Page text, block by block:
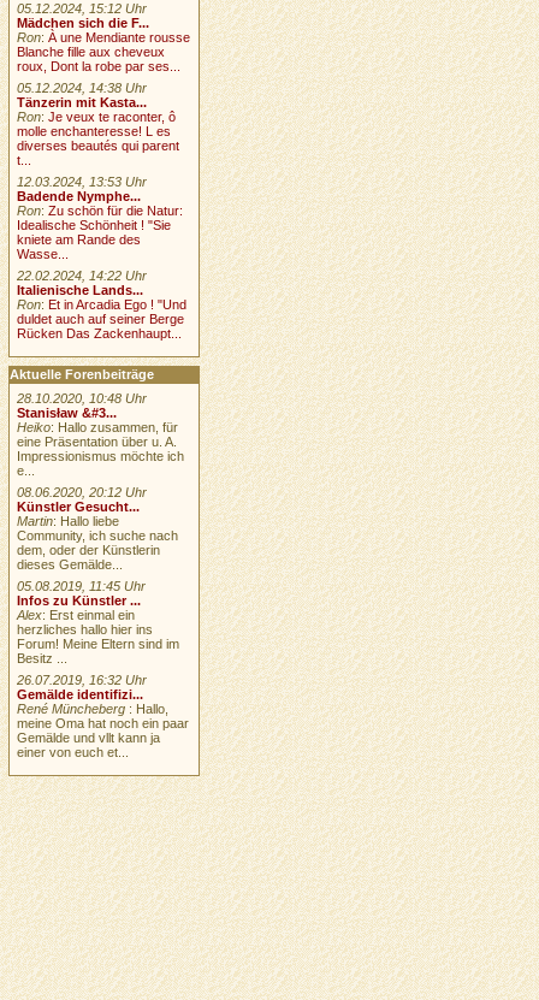
05.12.2024, 15:12 Uhr
Mädchen sich die F...
Ron:À une Mendiante rousse
Blanche fille aux cheveux
roux, Dont la robe par ses...
05.12.2024, 14:38 Uhr
Tänzerin mit Kasta...
Ron:Je veux te raconter, ô
molle enchanteresse! L es
diverses beautés qui parent
t...
12.03.2024, 13:53 Uhr
Badende Nymphe...
Ron:Zu schön für die Natur:
Idealische Schönheit ! "Sie
kniete am Rande des
Wasse...
22.02.2024, 14:22 Uhr
Italienische Lands...
Ron:Et in Arcadia Ego ! "Und
duldet auch auf seiner Berge
Rücken Das Zackenhaupt...
Aktuelle Forenbeiträge
28.10.2020, 10:48 Uhr
Stanisław &#3...
Heiko: Hallo zusammen, für
eine Präsentation über u. A.
Impressionismus möchte ich
e...
08.06.2020, 20:12 Uhr
Künstler Gesucht...
Martin: Hallo liebe
Community, ich suche nach
dem, oder der Künstlerin
dieses Gemälde...
05.08.2019, 11:45 Uhr
Infos zu Künstler ...
Alex: Erst einmal ein
herzliches hallo hier ins
Forum! Meine Eltern sind im
Besitz ...
26.07.2019, 16:32 Uhr
Gemälde identifizi...
René Müncheberg : Hallo,
meine Oma hat noch ein paar
Gemälde und vllt kann ja
einer von euch et...